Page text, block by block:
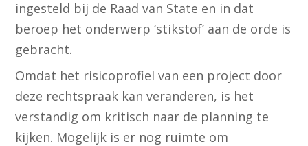
ingesteld bij de Raad van State en in dat
beroep het onderwerp ‘stikstof’ aan de orde is
gebracht.
Omdat het risicoprofiel van een project door
deze rechtspraak kan veranderen, is het
verstandig om kritisch naar de planning te
kijken. Mogelijk is er nog ruimte om